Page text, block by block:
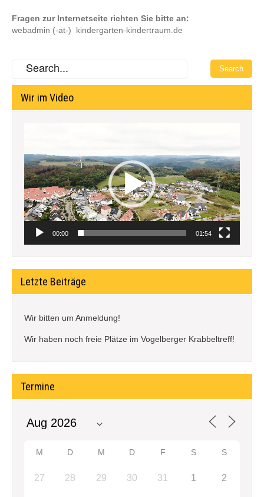
Fragen zur Internetseite richten Sie bitte an:
webadmin (-at-) kindergarten-kindertraum.de
Wir im Video
00:00 01:54
Letzte Beiträge
Wir bitten um Anmeldung!
Wir haben noch freie Plätze im Vogelberger Krabbeltreff!
Termine
M D M D F S S
27 28 29 30 31 1 2